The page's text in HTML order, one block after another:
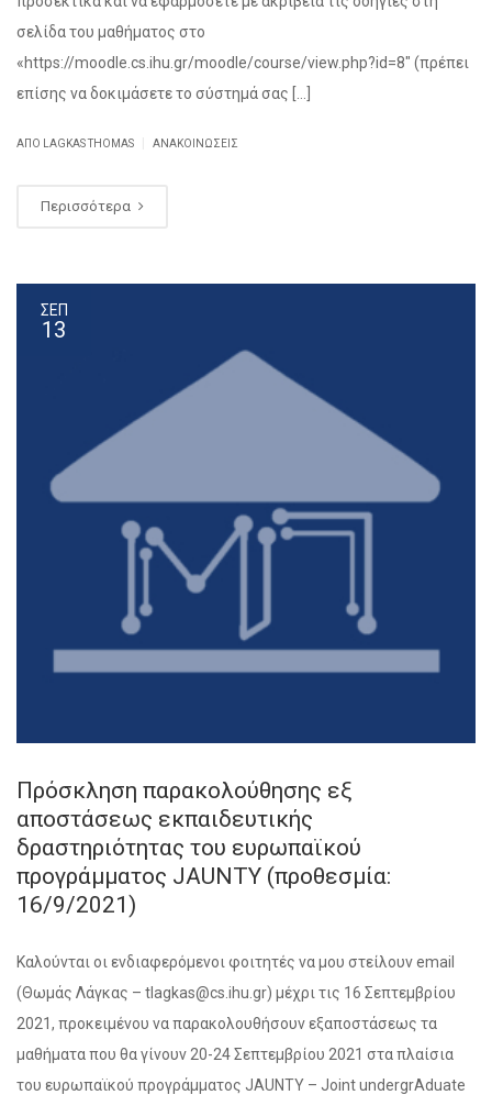
σελίδα του μαθήματος στο
«https://moodle.cs.ihu.gr/moodle/course/view.php?id=8″ (πρέπει
επίσης να δοκιμάσετε το σύστημά σας […]
ΑΠΌ LAGKAS THOMAS ΑΝΑΚΟΙΝΏΣΕΙΣ
Περισσότερα
ΣΕΠ
13
Πρόσκληση παρακολούθησης εξ
αποστάσεως εκπαιδευτικής
δραστηριότητας του ευρωπαϊκού
προγράμματος JAUNTY (προθεσμία:
16/9/2021)
Καλούνται οι ενδιαφερόμενοι φοιτητές να μου στείλουν email
(Θωμάς Λάγκας – tlagkas@cs.ihu.gr) μέχρι τις 16 Σεπτεμβρίου
2021, προκειμένου να παρακολουθήσουν εξαποστάσεως τα
μαθήματα που θα γίνουν 20-24 Σεπτεμβρίου 2021 στα πλαίσια
του ευρωπαϊκού προγράμματος JAUNTY – Joint undergrAduate